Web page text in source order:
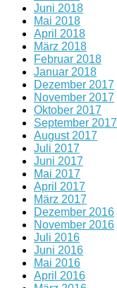
Juni 2018
Mai 2018
April 2018
März 2018
Februar 2018
Januar 2018
Dezember 2017
November 2017
Oktober 2017
September 2017
August 2017
Juli 2017
Juni 2017
Mai 2017
April 2017
März 2017
Dezember 2016
November 2016
Juli 2016
Juni 2016
Mai 2016
April 2016